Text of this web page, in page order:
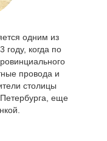
одним из
году, когда по
провода и
столицы
еще